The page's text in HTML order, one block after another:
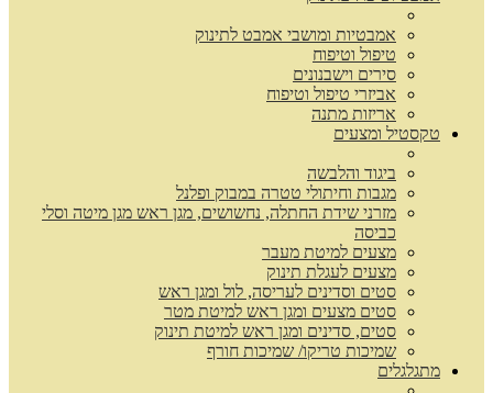
אמבטיות ומושבי אמבט לתינוק
טיפול וטיפוח
סירים וישבנונים
אביזרי טיפול וטיפוח
אריזות מתנה
טקסטיל ומצעים
ביגוד והלבשה
מגבות וחיתולי טטרה במבוק ופלנל
מזרני שידת החתלה, נחשושים, מגן ראש מגן מיטה וסלי
כביסה
מצעים למיטת מעבר
מצעים לעגלת תינוק
סטים וסדינים לעריסה, לול ומגן ראש
סטים מצעים ומגן ראש למיטת מטר
סטים, סדינים ומגן ראש למיטת תינוק
שמיכות טריקו/ שמיכות חורף
מתגלגלים